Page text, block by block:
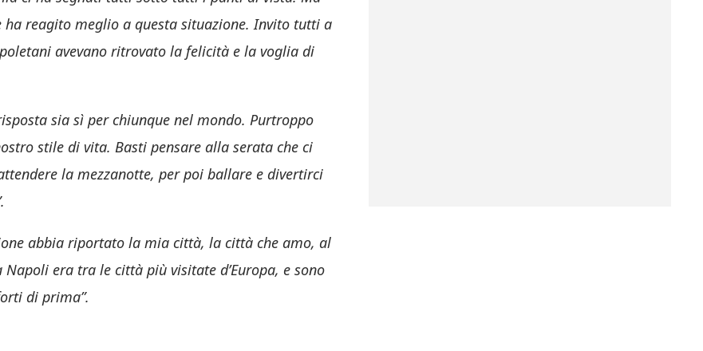
reagito meglio a questa situazione. Invito tutti a
avevano ritrovato la felicità e la voglia di
sia sì per chiunque nel mondo. Purtroppo
stile di vita. Basti pensare alla serata che ci
la mezzanotte, per poi ballare e divertirci
abbia riportato la mia città, la città che amo, al
era tra le città più visitate d’Europa, e sono
di prima”.